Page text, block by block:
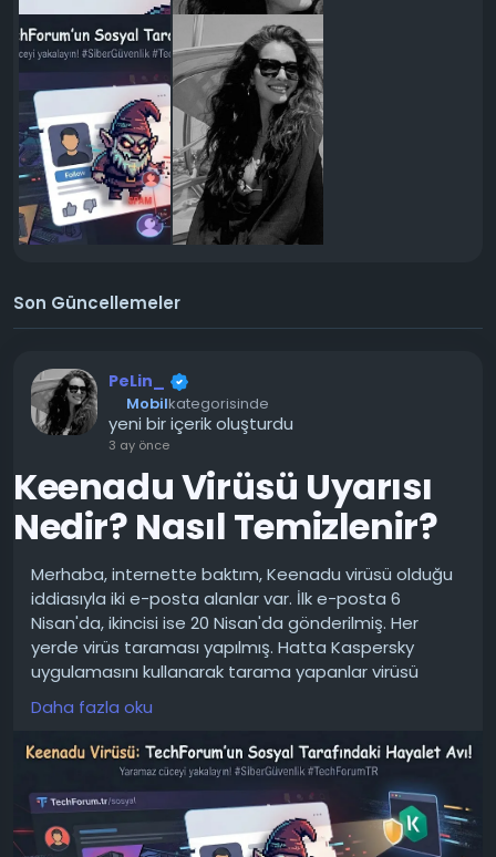
Son Güncellemeler
PeLin_
Mobilkategorisinde
yeni bir içerik oluşturdu
3 ay önce
Keenadu Virüsü Uyarısı
Nedir? Nasıl Temizlenir?
Merhaba, internette baktım, Keenadu virüsü olduğu
iddiasıyla iki e-posta alanlar var. İlk e-posta 6
Nisan'da, ikincisi ise 20 Nisan'da gönderilmiş. Her
yerde virüs taraması yapılmış. Hatta Kaspersky
uygulamasını kullanarak tarama yapanlar virüsü
tespit etti.
Bugün gündemimiz biraz ürkütücü ama bir o kadar
da kafa karıştırıcı. Bir arkadaşımız internet
sağlayıcısından (Türk Telekom, TurkNet, Superonline
vb.) şöyle bir mail almış: "Cihazınızda Keenadu virüsü
tespit edildi, acil temizleyin!"
Daha fazla oku